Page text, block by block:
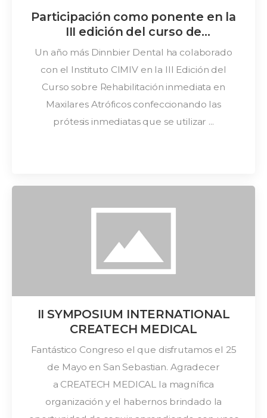
Participación como ponente en la
III edición del curso de
Rehabilitación inmediata en
Un año más Dinnbier Dental ha colaborado
con el Instituto CIMIV en la III Edición del
Curso sobre Rehabilitación inmediata en
Maxilares Atróficos confeccionando las
prótesis inmediatas que se utilizar ...
II SYMPOSIUM INTERNATIONAL
CREATECH MEDICAL
Fantástico Congreso el que disfrutamos el 25
de Mayo en San Sebastian. Agradecer
a CREATECH MEDICAL la magnífica
organización y el habernos brindado la